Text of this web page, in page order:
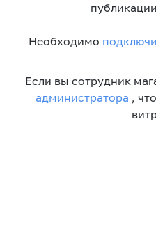
Необходимо
Если вы сотрудник
администратора ,